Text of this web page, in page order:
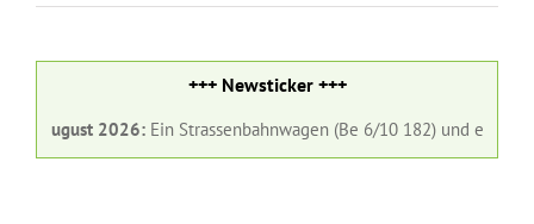
+++ Newsticker +++
1. August 2026:Ein Strassenbahnwagen (Be 6/10 182) und ein